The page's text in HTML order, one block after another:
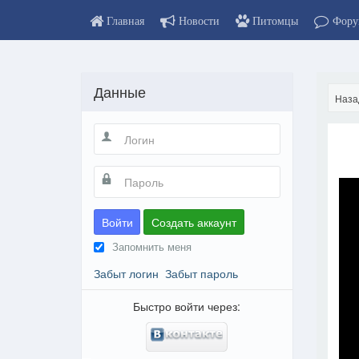
Главная Новости Питомцы
Данные
Войти Создать аккаунт
Запомнить меня
Забыт логин Забыт пароль
Быстро войти через: